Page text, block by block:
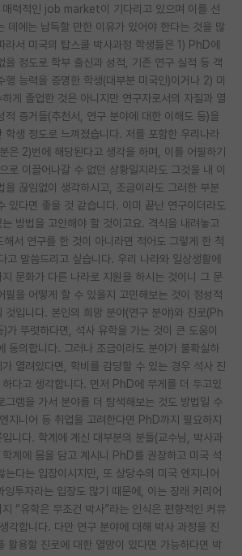
매력적인 job market이 기다리고 있으며 이를 선
데에는 납득할 만한 이유가 있어야 한다는 것을 많
라서 미국의 탑스쿨 박사과정 학생들은 1) PhD에
을 정도로 학부 출신과 성적, 기존 연구 실적 등 객
행 능력을 증명한 학생(대부분 미국인)이거나 2) 미
게 졸업한 것은 아니지만 연구자로서의 자질과 열
적 증거들(추천서, 연구 분야에 대한 이해도 등)을
학생 정도로 느껴졌습니다. 저를 포함한 우리나라
은 2)번에 해당된다고 생각을 하며, 이를 어필하기
로 이끌어나갈 수 없던 상황일지라도 그것을 내 이
을 끊임없이 생각하시고, 조금이라도 그러한 부분
있다면 좋을 것 같습니다. 이미 끝난 연구이더라도
방법을 고안해야 할 것이고요. 격식을 내려놓고
해서 연구를 한 것이 아니라면 적어도 그렇게 한 척
고 말씀드리고 싶습니다. 우리 나라와 일상생활에
문화가 다른 나라로 지원을 하시는 것이니 그 문
필을 어떻게 할 수 있을지 고민해보는 것이 정성적
것입니다. 본인의 희망 분야(연구 분야)와 진로(Ph
가 뚜렷하다면, 석사 유학을 가는 것이 큰 도움이
동의합니다. 그러나 조금이라도 분야가 불확실하
열려있다면, 학비를 감당할 수 있는 경우 석사 진
다고 생각합니다. 먼저 PhD에 무게를 더 두고있
그램을 가서 분야를 더 탐색해보는 것도 방법일 수
지니어 등 취업을 고려한다면 PhD까지 필요하지
니다. 학계에 계신 대부분의 분들(교수님, 박사과
계에 몸을 담고 계시니 PhD를 권장하고 미국 석
는다는 입장이시지만, 또 상당수의 미국 엔지니어
투자라는 입장도 많기 때문에, 이는 장래 커리어
“유학은 무조건 박사”라는 인식은 편향적인 커뮤
각합니다. 다만 연구 분야에 대해 박사 과정을 진
활용할 진로에 대한 열망이 있다면 가능하다면 박